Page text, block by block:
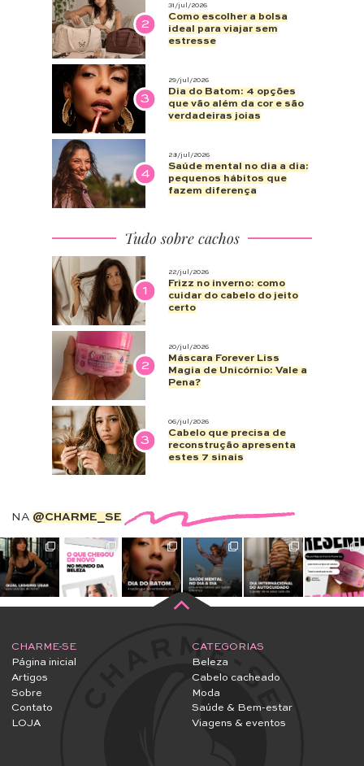
2
31/jul/2026
Como escolher a bolsa
ideal para viajar sem
estresse
3
29/jul/2026
Dia do Batom: 4 opções
que vão além da cor e são
verdadeiras joias
4
28/jul/2026
Saúde mental no dia a dia:
pequenos hábitos que
fazem diferença
Tudo sobre cachos
1
22/jul/2026
Frizz no inverno: como
cuidar do cabelo do jeito
certo
2
20/jul/2026
Máscara Forever Liss
Magia de Unicórnio: Vale a
Pena?
3
06/jul/2026
Cabelo que precisa de
reconstrução apresenta
estes 7 sinais
NA @CHARME_SE
CHARME-SE
Página inicial
Artigos
Sobre
Contato
LOJA
CATEGORIAS
Beleza
Cabelo cacheado
Moda
Saúde & Bem-estar
Viagens & eventos